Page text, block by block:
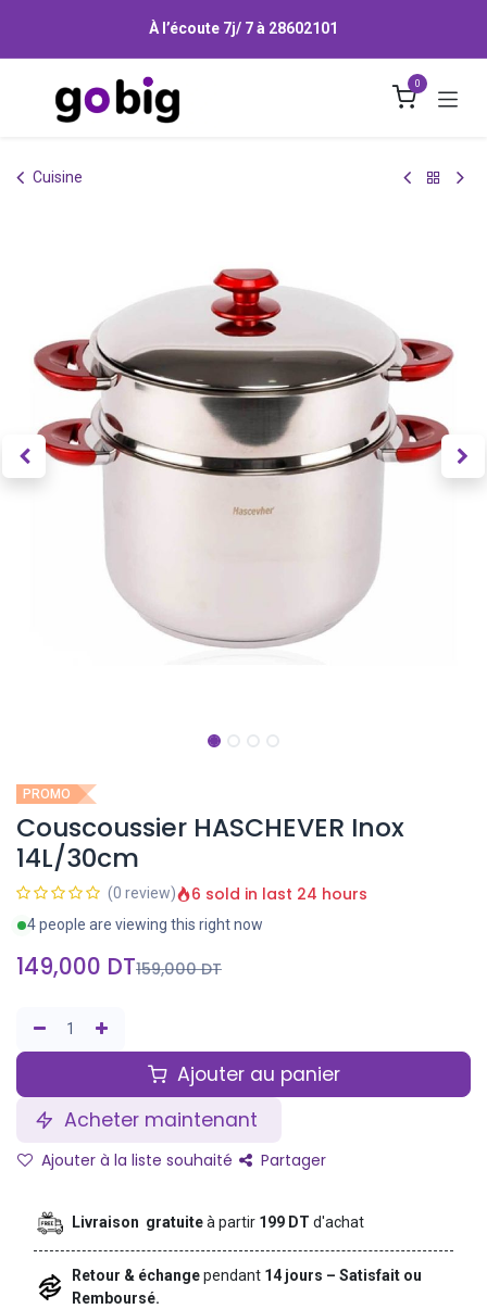
À l’écoute 7j/ 7 à 28602101
0
Cuisine
PROMO
Couscoussier HASCHEVER Inox
14L/30cm
(0 review) 6 sold in last 24 hours
4 people are viewing this right now
149,000 DT159,000DT
Ajouter au panier
Acheter maintenant
Ajouter à la liste souhaité Partager
Livraison gratuiteà partir 199 DTd'achat
Retour & échangependant 14 jours – Satisfait ou
Remboursé.